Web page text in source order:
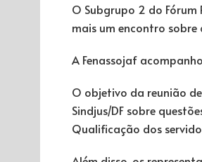
O Subgrupo 2 do
mais um encontro
A Fenassojaf
O objetivo da reunião
Sindjus/DF sobre
Qualificação dos